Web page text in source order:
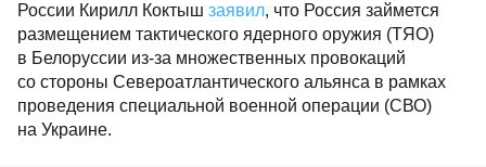
России Кирилл Коктыш заявил, что Россия займется
размещением тактического ядерного оружия (ТЯО)
в Белоруссии из-за множественных провокаций
со стороны Североатлантического альянса в рамках
проведения специальной военной операции (СВО)
на Украине.